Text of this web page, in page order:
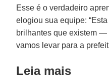
Esse é o verdadeiro
elogiou sua equipe:
brilhantes que existem —
vamos levar para a
Leia mais